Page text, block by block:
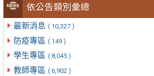
依公告類別彙總
最新消息 ( 10,327 )
防疫專區 ( 149 )
學生專區 ( 8,045 )
教師專區 ( 6,902 )